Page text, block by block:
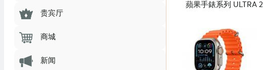
贵宾厅
商城
新闻
蘋果手錶系列 ULTRA 2